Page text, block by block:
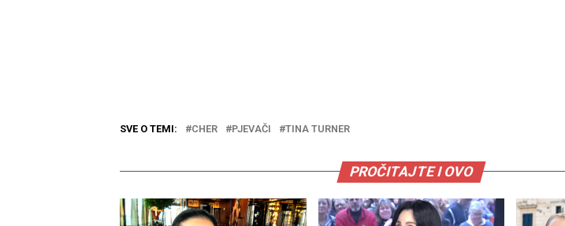
SVE O TEMI: CHER PJEVAČI TINA TURNER
PROČITAJTE I OVO